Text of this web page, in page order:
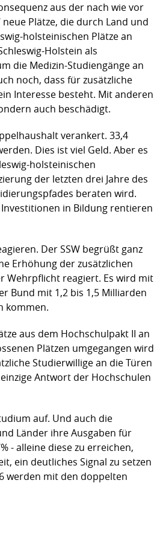
aus der nach wie vor
Plätze, die durch Land und
holsteinischen Plätze an
Holstein als
die Medizin-Studiengänge an
noch, dass für zusätzliche
Interesse besteht. Mit anderen
auch beschädigt.
verankert. 33,4
Dies ist viel Geld. Aber es
holsteinischen
der letzten drei Jahre des
beraten wird.
in Bildung rentieren
Der SSW begrüßt ganz
Erhöhung der zusätzlichen
Wehrpflicht reagiert. Es wird mit
Bund mit 1,2 bis 1,5 Milliarden
kommen.
aus dem Hochschulpakt II an
Plätzen umgegangen wird
Studierwillige an die Türen
Antwort der Hochschulen
auf. Und auch die
Länder ihre Ausgaben für
- alleine diese zu erreichen,
ein deutliches Signal zu setzen
werden mit den doppelten